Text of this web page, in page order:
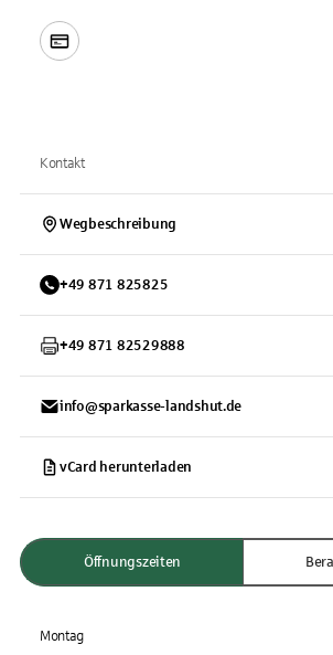
Kontakt
Wegbeschreibung
+49 871 825825
+49 871 82529888
info@sparkasse-landshut.de
vCard herunterladen
Öffnungszeiten
Montag